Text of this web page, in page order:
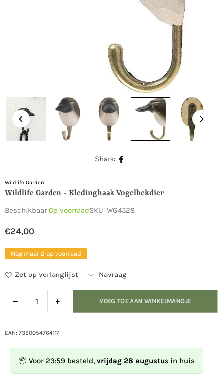
Share:
Wildlife Garden
Wildlife Garden - Kledinghaak Vogelbekdier
BeschikbaarOp voorraadSKU: WG4528
Normale
prijs
€24,00
Nog maar 2 op voorraad
Zet op verlanglijst Navraag
Hoeveelheid
Verlaag
de
voor
Garden
-
Verhoog
de
-
VOEG TOE AAN WINKELMANDJE
EAN: 7350054764117
📦 Voor 23:59 besteld, vrijdag 28 augustus in huis